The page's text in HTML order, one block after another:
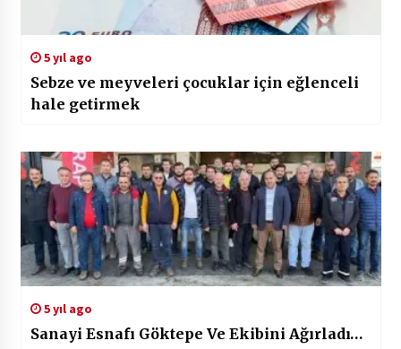
5 yıl ago
Sebze ve meyveleri çocuklar için eğlenceli
hale getirmek
5 yıl ago
Sanayi Esnafı Göktepe Ve Ekibini Ağırladı…